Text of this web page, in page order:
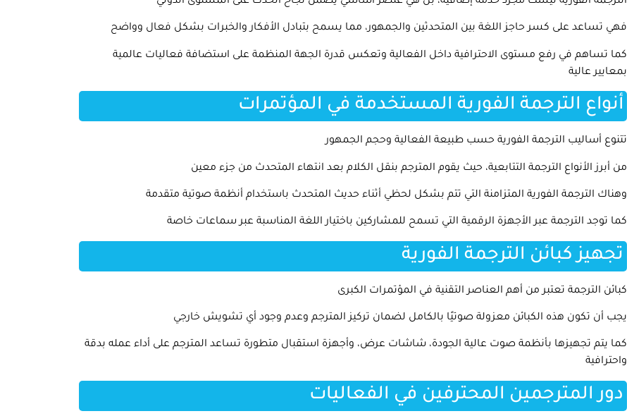
فهي تساعد على كسر حاجز اللغة بين المتحدثين والجمهور، مما يسمح بتبادل الأفكار والخبرات بشكل فعال وواضح
كما تساهم في رفع مستوى الاحترافية داخل الفعالية وتعكس قدرة الجهة المنظمة على استضافة فعاليات عالمية
بمعايير عالية
أنواع الترجمة الفورية المستخدمة في المؤتمرات
تتنوع أساليب الترجمة الفورية حسب طبيعة الفعالية وحجم الجمهور
من أبرز الأنواع الترجمة التتابعية، حيث يقوم المترجم بنقل الكلام بعد انتهاء المتحدث من جزء معين
وهناك الترجمة الفورية المتزامنة التي تتم بشكل لحظي أثناء حديث المتحدث باستخدام أنظمة صوتية متقدمة
كما توجد الترجمة عبر الأجهزة الرقمية التي تسمح للمشاركين باختيار اللغة المناسبة عبر سماعات خاصة
تجهيز كبائن الترجمة الفورية
كبائن الترجمة تعتبر من أهم العناصر التقنية في المؤتمرات الكبرى
يجب أن تكون هذه الكبائن معزولة صوتيًا بالكامل لضمان تركيز المترجم وعدم وجود أي تشويش خارجي
كما يتم تجهيزها بأنظمة صوت عالية الجودة، شاشات عرض، وأجهزة استقبال متطورة تساعد المترجم على أداء عمله بدقة
واحترافية
دور المترجمين المحترفين في الفعاليات